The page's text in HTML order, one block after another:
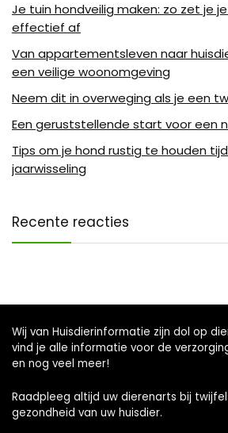
Je tuin hondveilig maken: zo zet je
effectief af
Van appartementsleven naar
een veilige woonomgeving
Neem dit in overweging als je een
Een geruststellende start voor een
Tips om je hond rustig te houden
jaarwisseling
Recente reacties
Wij van Huisdierinformatie zijn dol op
vind je alle informatie voor de
en nog veel meer!
Raadpleeg altijd uw dierenarts bij
gezondheid van uw huisdier.